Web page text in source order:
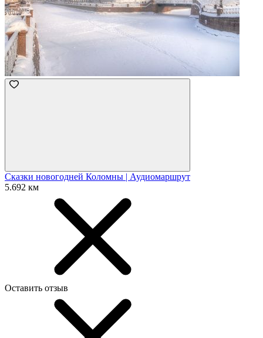
Сказки новогодней Коломны | Аудиомаршрут
5.692 км
Оставить отзыв